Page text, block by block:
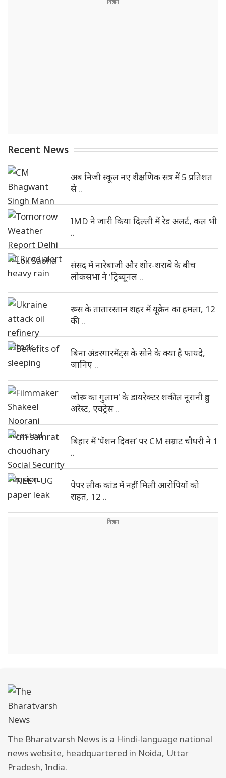
Recent News
अब निजी स्कूल नए शैक्षणिक सत्र में 5 प्रतिशत
से ..
IMD ने जारी किया दिल्ली में रेड अलर्ट, कल भी
..
संसद में नारेबाजी और शोर-शराबे के बीच
लोकसभा ने 'ट्रिब्यूनल ..
रूस के तातारस्तान शहर में यूक्रेन का हमला, 12
की ..
बिना अंडरगारमेंट्स के सोने के क्या है फायदे,
जानिए ..
जोरू का गुलाम' के डायरेक्टर शकील नूरानी हुए
अरेस्ट, एक्ट्रेस ..
बिहार में ‘पेंशन दिवस’ पर CM सम्राट चौधरी ने 1
..
पेपर लीक कांड में नहीं मिली आरोपियों को
राहत, 12 ..
The Bharatvarsh News is a Hindi-language national
news website, headquartered in Noida, Uttar
Pradesh, India.